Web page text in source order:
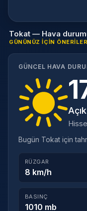
Tokat — Hava
GÜNÜNÜZ IÇIN
GÜNCEL HAVA
Açık
Bugün Tokat için
RÜZGAR
8 km/h
BASINÇ
1010 mb